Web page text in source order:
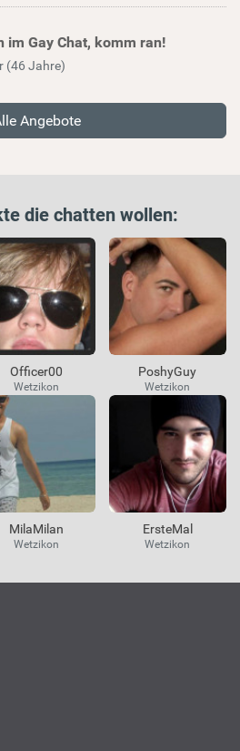
im Gay Chat, komm ran!
(46 Jahre)
Angebote
die chatten wollen:
Officer00
Wetzikon
PoshyGuy
Wetzikon
MilaMilan
Wetzikon
ErsteMal
Wetzikon